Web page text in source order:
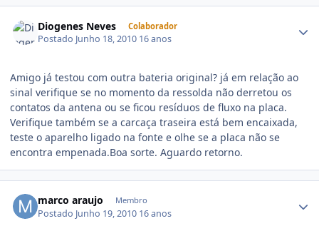
Diogenes Neves Colaborador
Postado Junho 18, 2010 16 anos
Amigo já testou com outra bateria original? já em relação ao
sinal verifique se no momento da ressolda não derretou os
contatos da antena ou se ficou resíduos de fluxo na placa.
Verifique também se a carcaça traseira está bem encaixada,
teste o aparelho ligado na fonte e olhe se a placa não se
encontra empenada.Boa sorte. Aguardo retorno.
marco araujo Membro
Postado Junho 19, 2010 16 anos